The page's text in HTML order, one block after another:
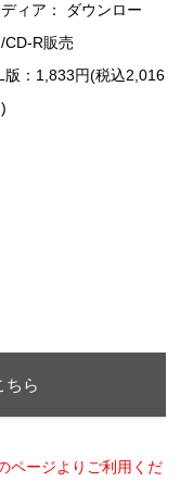
ディア： ダウンロー
/CD-R販売
版：1,833円(税込2,016
ちら
ページよりご利用くだ